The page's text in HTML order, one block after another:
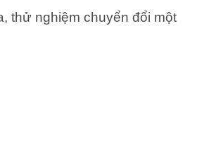
thử nghiệm chuyển đổi một